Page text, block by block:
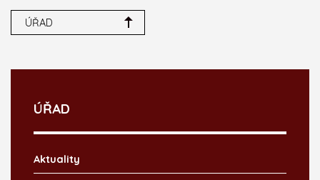
ÚŘAD
ÚŘAD
Aktuality